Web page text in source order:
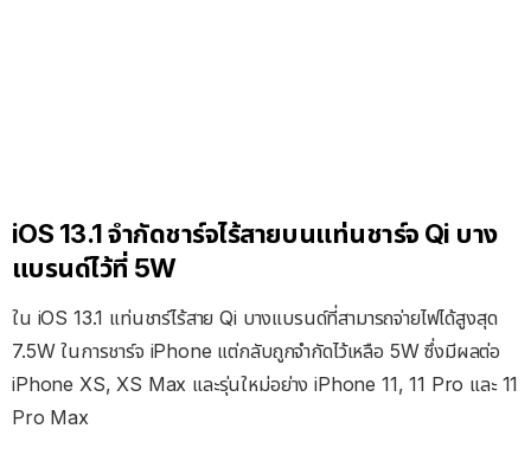
iOS 13.1 จำกัดชาร์จไร้สายบนแท่นชาร์จ Qi บาง
แบรนด์ไว้ที่ 5W
ใน iOS 13.1 แท่นชาร์ไร้สาย Qi บางแบรนด์ที่สามารถจ่ายไฟได้สูงสุด
7.5W ในการชาร์จ iPhone แต่กลับถูกจำกัดไว้เหลือ 5W ซึ่งมีผลต่อ
iPhone XS, XS Max และรุ่นใหม่อย่าง iPhone 11, 11 Pro และ 11
Pro Max